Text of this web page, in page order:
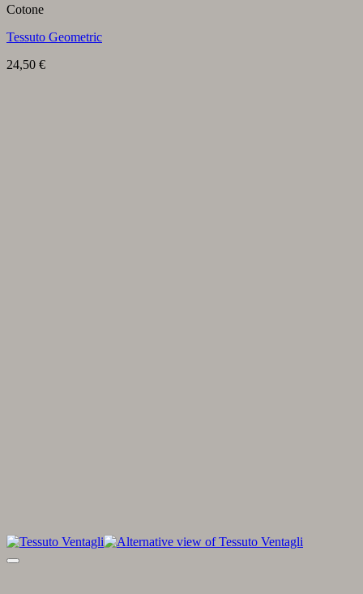
Cotone
Tessuto Geometric
24,50 €